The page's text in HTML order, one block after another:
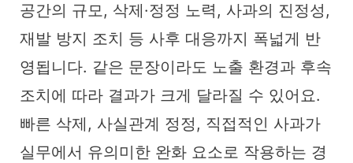
공간의 규모, 삭제·정정 노력, 사과의 진정성,
재발 방지 조치 등 사후 대응까지 폭넓게 반
영됩니다. 같은 문장이라도 노출 환경과 후속
조치에 따라 결과가 크게 달라질 수 있어요.
빠른 삭제, 사실관계 정정, 직접적인 사과가
실무에서 유의미한 완화 요소로 작용하는 경